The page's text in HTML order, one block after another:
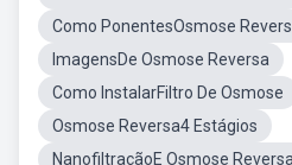
Como PonentesOsmose
ImagensDe Osmose Reversa
Como InstalarFiltro De Osmose
Osmose Reversa4 Estágios
NanofiltraçãoE Osmose Reversa